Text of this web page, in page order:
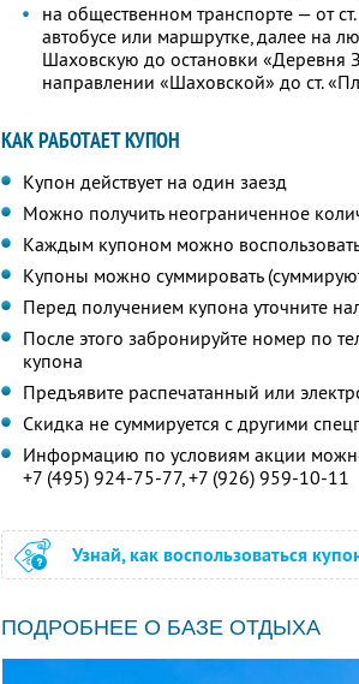
на общественном транспорте — от
автобусе или маршрутке, далее на
Шаховскую до остановки «Деревня
направлении «Шаховской» до ст.
КАК РАБОТАЕТ КУПОН
Купон действует на один заезд
Можно получить неограниченное
Каждым купоном можно
Купоны можно суммировать
Перед получением купона уточните
После этого забронируйте номер по
купона
Предъявите распечатанный или
Скидка не суммируется с другими
Информацию по условиям акции
+7 (495) 924-75-77, +7 (926) 959-10-11
Узнай, как воспользоваться
ПОДРОБНЕЕ О БАЗЕ ОТДЫХА